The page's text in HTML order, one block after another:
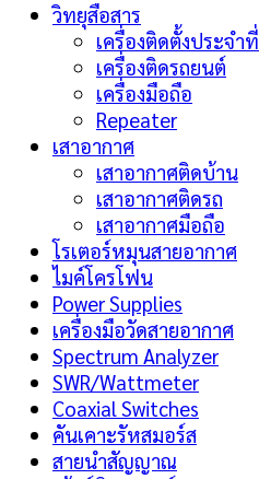
วิทยุสือสาร
เครื่องติดตั้งประจำที่
เครื่องติดรถยนต์
เครื่องมือถือ
Repeater
เสาอากาศ
เสาอากาศติดบ้าน
เสาอากาศติดรถ
เสาอากาศมือถือ
โรเตอร์หมุนสายอากาศ
ไมค์โครโฟน
Power Supplies
เครื่องมือวัดสายอากาศ
Spectrum Analyzer
SWR/Wattmeter
Coaxial Switches
คันเคาะรัหสมอร์ส
สายนำสัญญาณ